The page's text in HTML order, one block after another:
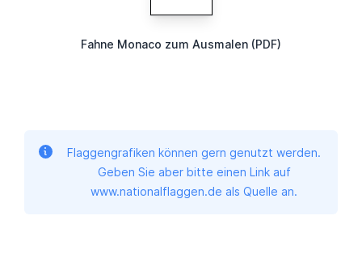
Fahne Monaco zum Ausmalen (PDF)
Flaggengrafiken können gern genutzt werden.
Geben Sie aber bitte einen Link auf
www.nationalflaggen.de als Quelle an.